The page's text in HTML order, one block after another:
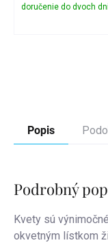
Popis
Podrobný
Kvety sú
okvetným lístkom